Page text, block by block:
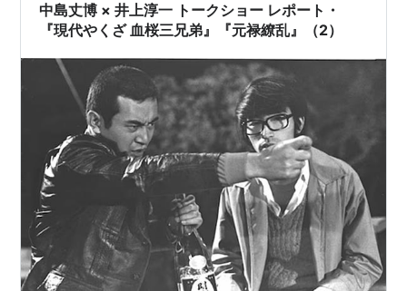
中島丈博 × 井上淳一 トークショー レポート・
『現代やくざ 血桜三兄弟』『元禄繚乱』（2）